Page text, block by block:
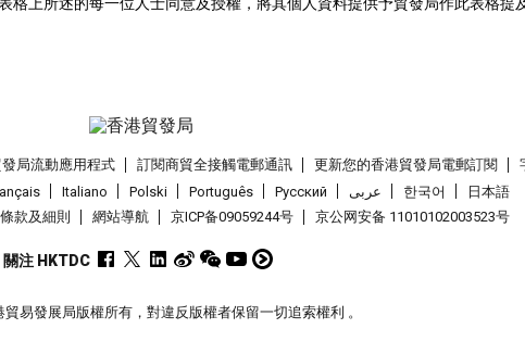
局流動應用程式 訂閱商貿全接觸電郵通訊 更新您的香港貿發局電郵訂閱
Italiano Polski Português Pусский عربى 한국어
日本語
款及細則 網站導航 京ICP备09059244号 京公网安备 11010102003523号
關注 HKTDC
貿易發展局版權所有，對違反版權者保留一切追索權利 。